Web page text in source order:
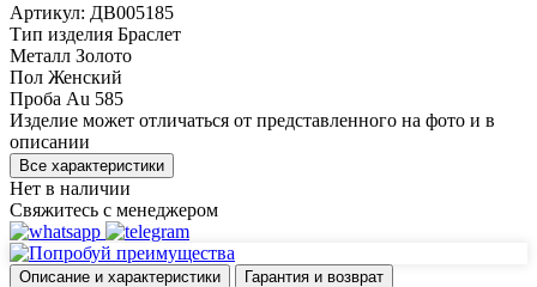
Артикул: ДВ005185
Тип изделия Браслет
Металл Золото
Пол Женский
Проба Au 585
Изделие может отличаться от представленного на фото и в
описании
Все характеристики
Нет в наличии
Свяжитесь с менеджером
Описание и характеристики Гарантия и возврат